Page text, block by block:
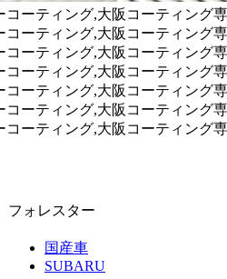
フォレスター
国産車
SUBARU